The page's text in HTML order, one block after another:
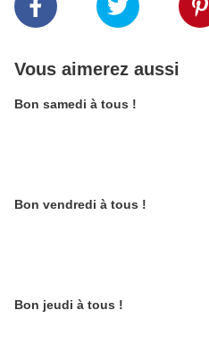
Vous aimerez aussi
Bon samedi à tous !
Bon vendredi à tous !
Bon jeudi à tous !